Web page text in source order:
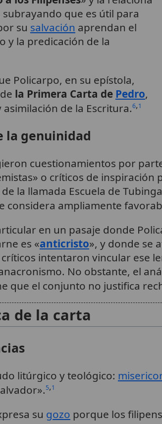
que es útil para
su salvación aprendan el
y la predicación de la
Policarpo, en su epístola,
la Primera Carta de Pedro,
de la Escritura.6,1
la genuinidad
cuestionamientos por
o críticos de inspiración
la llamada Escuela de
considera ampliamente
en un pasaje donde
es «anticristo», y donde se
intentaron vincular ese
No obstante, el
que el conjunto no justifica
de la carta
litúrgico y teológico:
5,1
su gozo porque los